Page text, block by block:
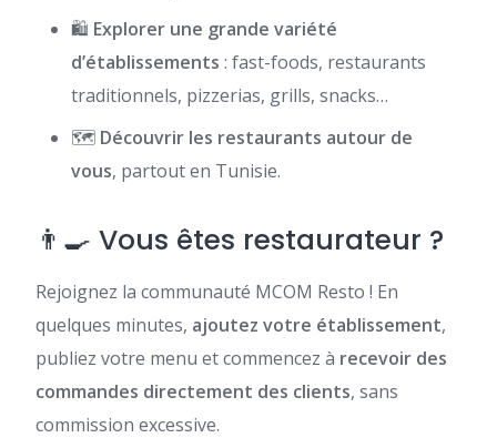
🛍️ Explorer une grande variété
d’établissements : fast-foods, restaurants
traditionnels, pizzerias, grills, snacks…
🗺️ Découvrir les restaurants autour de
vous, partout en Tunisie.
👨‍🍳 Vous êtes restaurateur ?
Rejoignez la communauté MCOM Resto ! En
quelques minutes, ajoutez votre établissement,
publiez votre menu et commencez à recevoir des
commandes directement des clients, sans
commission excessive.